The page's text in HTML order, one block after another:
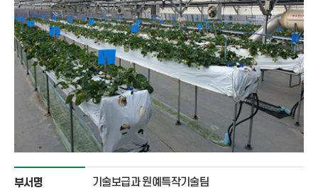
부서명 기술보급과 원예특작기술팀